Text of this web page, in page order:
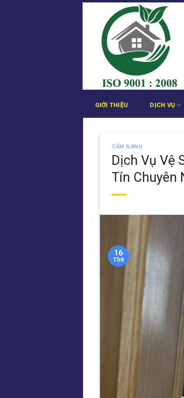
Bỏ
GIỚI THIỆU DỊCH VỤ
CẨM NANG
Dịch Vụ Vệ
Tín Chuyên
16
Th9